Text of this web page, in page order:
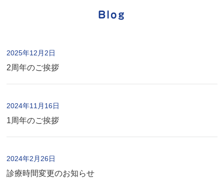
Blog
2025年12月2日
2周年のご挨拶
2024年11月16日
1周年のご挨拶
2024年2月26日
診療時間変更のお知らせ